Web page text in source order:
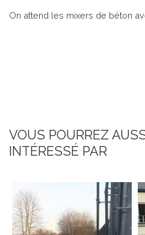
On attend les mixers de béton
VOUS POURREZ
INTÉRESSÉ PAR